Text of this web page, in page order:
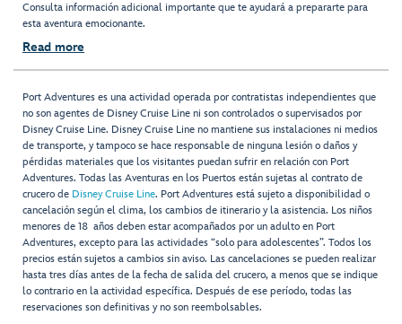
Consulta información adicional importante que te ayudará a prepararte para
esta aventura emocionante.
Read more
Port Adventures es una actividad operada por contratistas independientes que
no son agentes de Disney Cruise Line ni son controlados o supervisados por
Disney Cruise Line. Disney Cruise Line no mantiene sus instalaciones ni medios
de transporte, y tampoco se hace responsable de ninguna lesión o daños y
pérdidas materiales que los visitantes puedan sufrir en relación con Port
Adventures. Todas las Aventuras en los Puertos están sujetas al contrato de
crucero de Disney Cruise Line. Port Adventures está sujeto a disponibilidad o
cancelación según el clima, los cambios de itinerario y la asistencia. Los niños
menores de 18 años deben estar acompañados por un adulto en Port
Adventures, excepto para las actividades “solo para adolescentes”. Todos los
precios están sujetos a cambios sin aviso. Las cancelaciones se pueden realizar
hasta tres días antes de la fecha de salida del crucero, a menos que se indique
lo contrario en la actividad específica. Después de ese período, todas las
reservaciones son definitivas y no son reembolsables.